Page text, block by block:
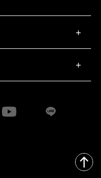
+
+